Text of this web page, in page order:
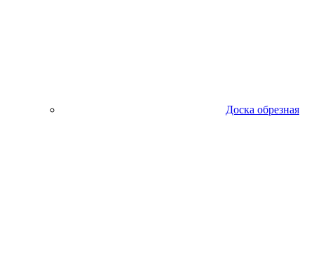
Доска обрезная